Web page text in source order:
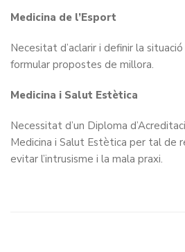
Medicina de l’Esport
Necesitat d’aclarir i definir la
formular propostes de millora.
Medicina i Salut Estètica
Necessitat d’un Diploma
Medicina i Salut Estètica per tal de
evitar l’intrusisme i la mala praxi.